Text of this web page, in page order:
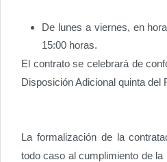
De lunes a viernes, en
15:00 horas.
El contrato se celebrará de
Disposición Adicional quinta del
La formalización de la
todo caso al cumplimiento de